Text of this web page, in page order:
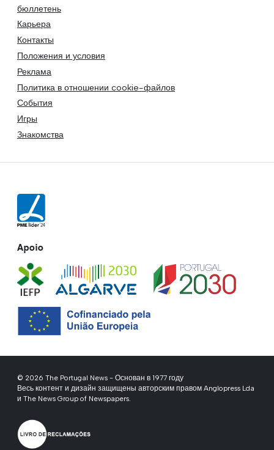
бюллетень
Карьера
Контакты
Положения и условия
Реклама
Политика в отношении cookie-файлов
События
Игры
Знакомства
Apoio
© 2026 The Portugal News - Основан в 1977 году
Весь контент и дизайн защищены авторским правом Anglopress Lda
и The News Group of Newspapers.